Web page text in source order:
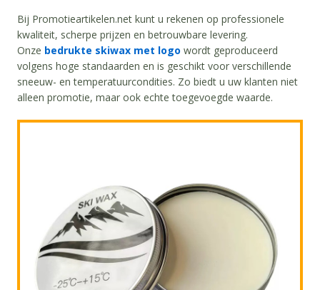
Bij Promotieartikelen.net kunt u rekenen op professionele
kwaliteit, scherpe prijzen en betrouwbare levering.
Onze bedrukte skiwax met logo wordt geproduceerd
volgens hoge standaarden en is geschikt voor verschillende
sneeuw- en temperatuurcondities. Zo biedt u uw klanten niet
alleen promotie, maar ook echte toegevoegde waarde.